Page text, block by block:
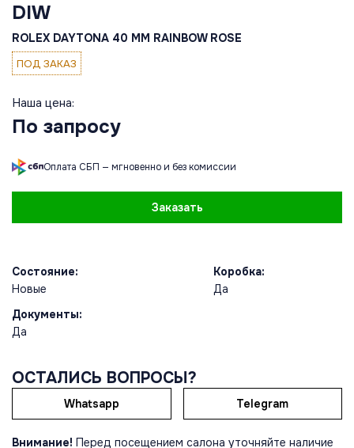
DIW
ROLEX DAYTONA 40 MM RAINBOW ROSE
ПОД ЗАКАЗ
Наша цена:
По запросу
Оплата СБП — мгновенно и без комиссии
Заказать
Состояние:
Новые
Коробка:
Да
Документы:
Да
ОСТАЛИСЬ ВОПРОСЫ?
Whatsapp Telegram
Внимание! Перед посещением салона уточняйте наличие